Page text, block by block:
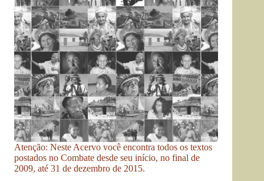
Atenção: Neste Acervo você encontra todos os textos
postados no Combate desde seu início, no final de
2009, até 31 de dezembro de 2015.